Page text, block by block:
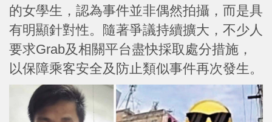
的女學生，認為事件並非偶然拍攝，而是具
有明顯針對性。隨著爭議持續擴大，不少人
要求Grab及相關平台盡快採取處分措施，
以保障乘客安全及防止類似事件再次發生。